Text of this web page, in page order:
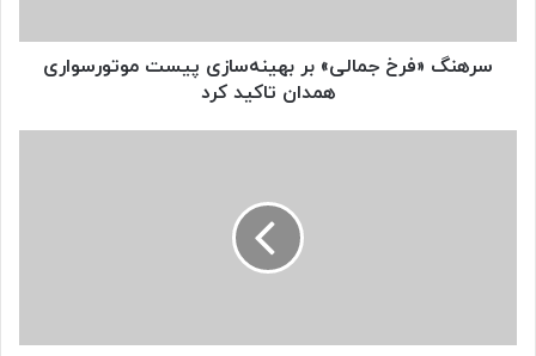
تاکید
سرهنگ «فرخ جمالی» بر بهینه‌سازی پیست موتورسواری
همدان تاکید کرد
سال